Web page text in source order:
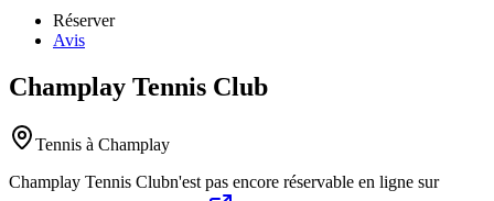
Réserver
Avis
Champlay Tennis Club
Tennis à Champlay
Champlay Tennis Clubn'est pas encore réservable en ligne sur